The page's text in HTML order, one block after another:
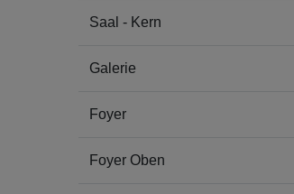
Saal - Kern
Galerie
Foyer
Foyer Oben